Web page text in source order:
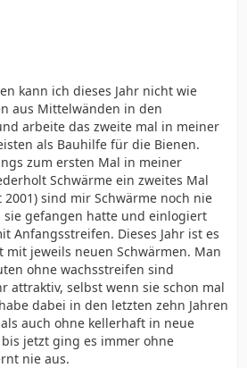
kann ich dieses Jahr nicht wie
aus Mittelwänden in den
arbeite das zweite mal in meiner
als Bauhilfe für die Bienen.
zum ersten Mal in meiner
Schwärme ein zweites Mal
sind mir Schwärme noch nie
sie gefangen hatte und einlogiert
Anfangsstreifen. Dieses Jahr ist es
mit jeweils neuen Schwärmen. Man
ohne wachsstreifen sind
attraktiv, selbst wenn sie schon mal
dabei in den letzten zehn Jahren
auch ohne kellerhaft in neue
jetzt ging es immer ohne
nie aus.